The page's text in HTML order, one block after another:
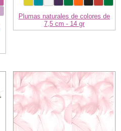
Plumas naturales de colores de
7,5 cm - 14 gr